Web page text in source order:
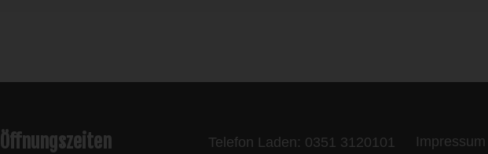
Öffnungszeiten Telefon Laden: 0351 3120101 Impressum